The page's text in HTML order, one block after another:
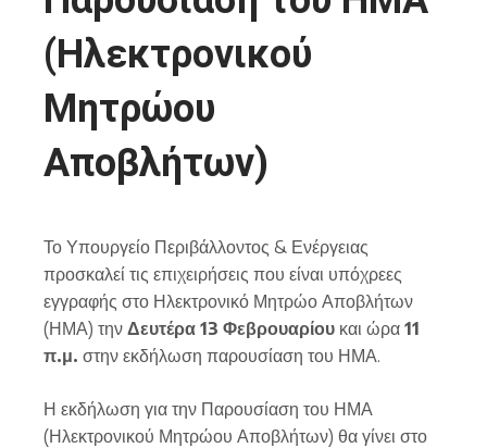
(Ηλεκτρονικού
Μητρώου
Αποβλήτων)
Το Υπουργείο Περιβάλλοντος & Ενέργειας
προσκαλεί τις επιχειρήσεις που είναι υπόχρεες
εγγραφής στο Ηλεκτρονικό Μητρώο Αποβλήτων
(ΗΜΑ) την Δευτέρα 13 Φεβρουαρίου και ώρα 11
π.μ. στην εκδήλωση παρουσίαση του ΗΜΑ.
Η εκδήλωση για την Παρουσίαση του ΗΜΑ
(Ηλεκτρονικού Μητρώου Αποβλήτων) θα γίνει στο